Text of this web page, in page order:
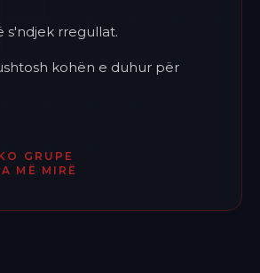
s'ndjek rregullat.
kohën e duhur për
GRUPE
MË MIRË